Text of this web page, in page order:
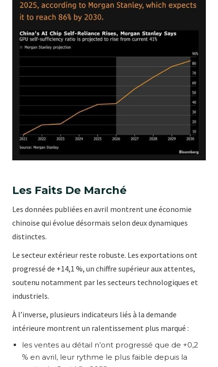
Les Faits De Marché
Les données publiées en avril montrent une économie
chinoise qui évolue désormais selon deux dynamiques
distinctes.
Le secteur extérieur reste robuste. Les exportations ont
progressé de +14,1 %, un chiffre supérieur aux attentes,
soutenu notamment par les secteurs technologiques et
industriels.
À l’inverse, plusieurs indicateurs liés à la demande
intérieure montrent un ralentissement plus marqué :
les ventes au détail n’ont progressé que de +0,2
% en avril, leur rythme le plus faible depuis la